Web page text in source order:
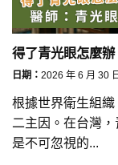
得了青光眼怎麼
日期： 2026 年 6 月 30
根據世界衛生組
二主因。在台灣
是不可忽視的...